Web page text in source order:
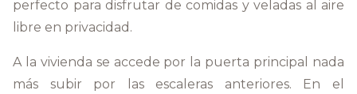
perfecto para disfrutar de comidas y veladas al aire
libre en privacidad.
A la vivienda se accede por la puerta principal nada
más subir por las escaleras anteriores. En el